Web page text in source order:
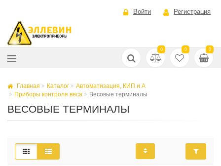
Войти Регистрация
0 0 0
Главная Каталог
Автоматизация, КИП и А
Приборы контроля веса
Весовые терминалы
ВЕСОВЫЕ ТЕРМИНАЛЫ